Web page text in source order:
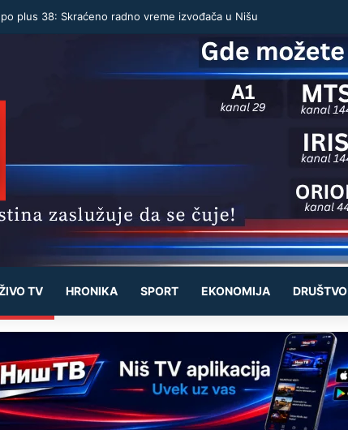
u Nišu prima 214 ljudi: Mesečno od 18.000 do 32.000 dinara
TV HRONIKA SPORT EKONOMIJA DRUŠTVO